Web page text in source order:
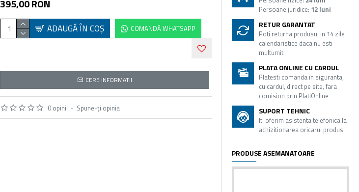
0 opinii - Spune-ţi opinia
395,00 RON
ADAUGĂ ÎN COŞ COMANDĂ WHATSAPP
CERE INFORMATII
Persoane juridice: 12 luni
RETUR GARANTAT
Poti returna produsul in 14 zile
calendaristice daca nu esti
multumit
PLATA ONLINE CU CARDUL
Platesti comanda in siguranta,
cu cardul, direct pe site, fara
comision prin PlatiOnline
SUPORT TEHNIC
Iti oferim asistenta telefonica la
achizitionarea oricarui produs
PRODUSE ASEMANATOARE